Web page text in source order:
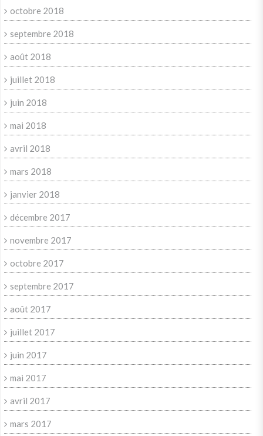
octobre 2018
septembre 2018
août 2018
juillet 2018
juin 2018
mai 2018
avril 2018
mars 2018
janvier 2018
décembre 2017
novembre 2017
octobre 2017
septembre 2017
août 2017
juillet 2017
juin 2017
mai 2017
avril 2017
mars 2017